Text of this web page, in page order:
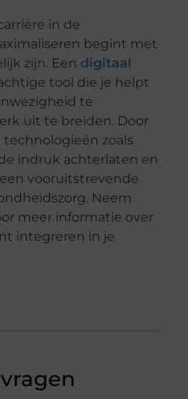
in de
begint met
zijn. Een digitaal
tool die je helpt
te
uit te breiden. Door
zoals
indruk achterlaten en
vooruitstrevende
Neem
meer informatie over
integreren in je